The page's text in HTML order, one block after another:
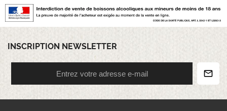
INSCRIPTION NEWSLETTER